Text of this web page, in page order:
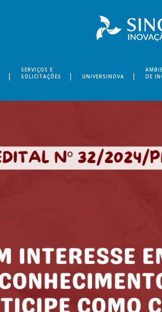
SERVIÇOS E
SOLICITAÇÕES
UNIVERSINOVA
DE